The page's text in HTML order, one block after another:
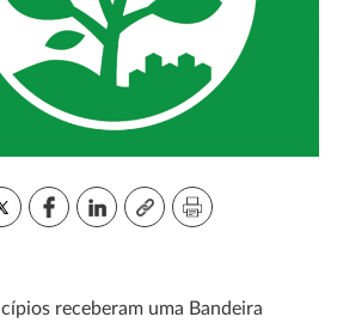
receberam uma Bandeira